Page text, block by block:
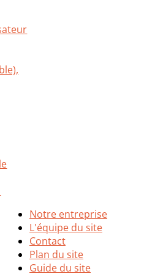
Notre entreprise
L'équipe du site
Contact
Plan du site
Guide du site